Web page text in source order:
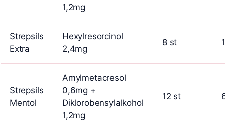
1,2mg
Strepsils
Extra
Hexylresorcinol
2,4mg
8 st
Strepsils
Mentol
Amylmetacresol
0,6mg +
Diklorobensylalkohol
1,2mg
12 st